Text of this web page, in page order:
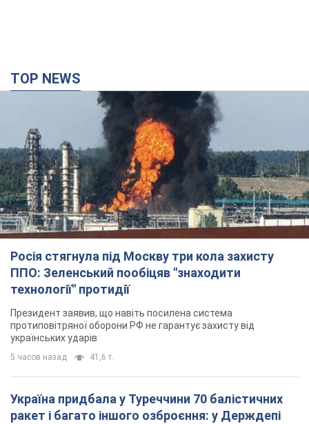
TOP NEWS
Росія стягнула під Москву три кола захисту
ППО: Зеленський пообіцяв "знаходити
технології" протидії
Президент заявив, що навіть посилена система
протиповітряної оборони РФ не гарантує захисту від
українських ударів
5 часов назад 41,6 т.
Україна придбала у Туреччини 70 балістичних
ракет і багато іншого озброєння: у Держдепі